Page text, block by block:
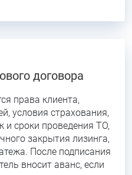
договора
права клиента,
условия страхования,
и сроки проведения ТО,
закрытия лизинга,
После подписания
вносит аванс, если